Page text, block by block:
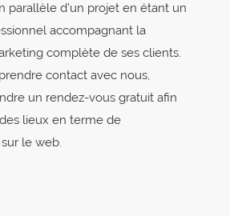
parallèle d’un projet en étant un
accompagnant la
complète de ses clients.
contact avec nous,
un rendez-vous gratuit afin
lieux en terme de
le web.